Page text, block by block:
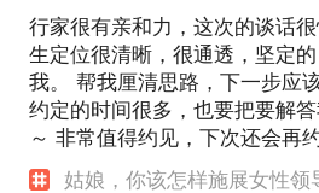
行家很有亲和力，这次的谈话
生定位很清晰，很通透，坚定
我。 帮我厘清思路，下一步应
约定的时间很多，也要把要解
～ 非常值得约见，下次还会再
姑娘，你该怎样施展女性领